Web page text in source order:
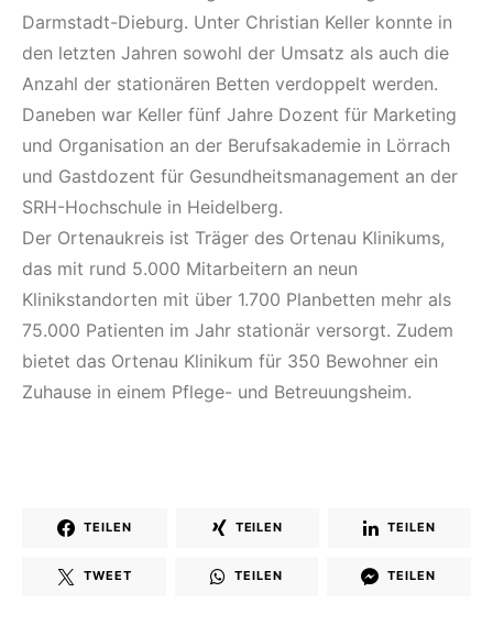
Darmstadt-Dieburg. Unter Christian Keller konnte in
den letzten Jahren sowohl der Umsatz als auch die
Anzahl der stationären Betten verdoppelt werden.
Daneben war Keller fünf Jahre Dozent für Marketing
und Organisation an der Berufsakademie in Lörrach
und Gastdozent für Gesundheitsmanagement an der
SRH-Hochschule in Heidelberg.
Der Ortenaukreis ist Träger des Ortenau Klinikums,
das mit rund 5.000 Mitarbeitern an neun
Klinikstandorten mit über 1.700 Planbetten mehr als
75.000 Patienten im Jahr stationär versorgt. Zudem
bietet das Ortenau Klinikum für 350 Bewohner ein
Zuhause in einem Pflege- und Betreuungsheim.
TEILEN TEILEN TEILEN
TWEET TEILEN TEILEN